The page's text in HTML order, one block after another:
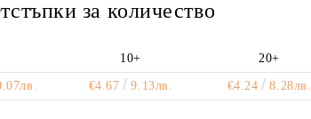
за количество
10+ 20+
€4.67 9.13лв. €4.24 8.28лв.